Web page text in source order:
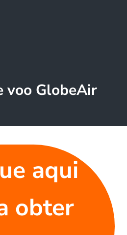
voo GlobeAir
aqui
obter